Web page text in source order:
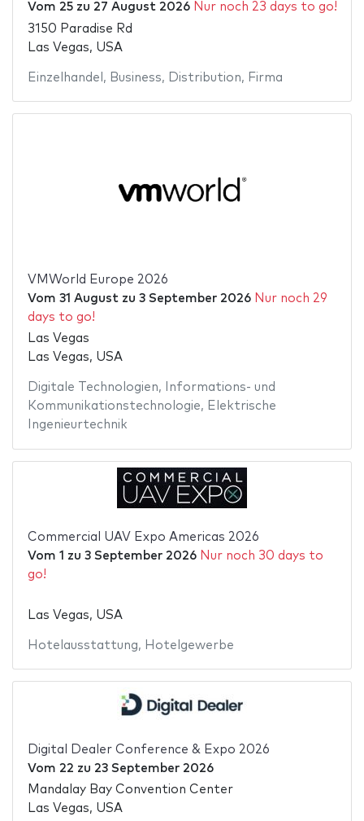
Vom 25zu 27 August 2026 Nur noch 23 days to go!
3150 Paradise Rd
Las Vegas, USA
Einzelhandel , Business, Distribution, Firma
VMWorld Europe 2026
Vom 31 Augustzu 3 September 2026 Nur noch 29
days to go!
Las Vegas
Las Vegas, USA
Digitale Technologien,
Informations- und
Kommunikationstechnologie, Elektrische
Ingenieurtechnik
Commercial UAV Expo Americas 2026
Vom 1 zu 3 September 2026 Nur noch 30 days to
go!
Las Vegas, USA
Hotelausstattung, Hotelgewerbe
Digital Dealer Conference & Expo 2026
Vom 22 zu 23 September 2026
Mandalay Bay Convention Center
Las Vegas, USA